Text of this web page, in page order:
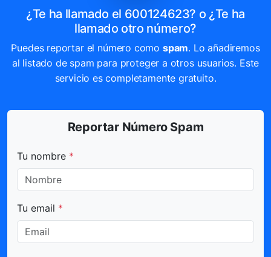
¿Te ha llamado el 600124623? o ¿Te ha
llamado otro número?
Puedes reportar el número como spam. Lo añadiremos
al listado de spam para proteger a otros usuarios. Este
servicio es completamente gratuito.
Reportar Número Spam
Tu nombre *
Tu email *